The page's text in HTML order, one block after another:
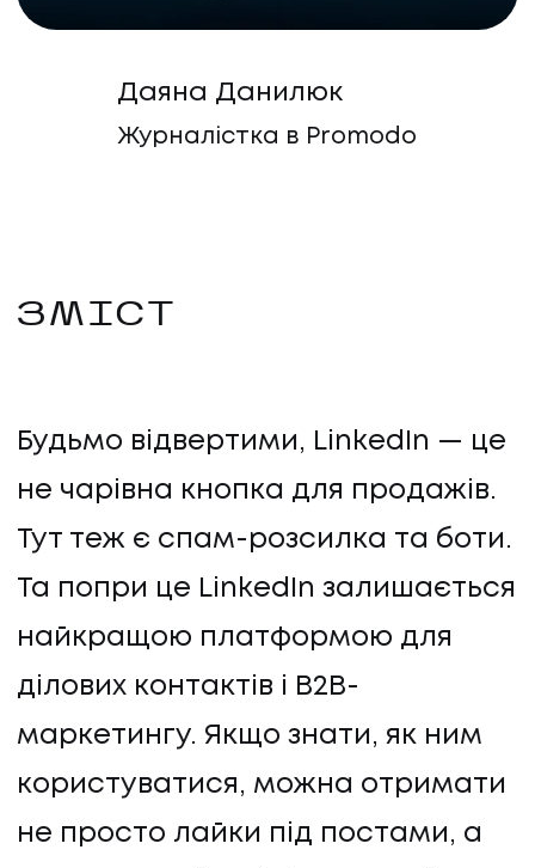
Даяна Данилюк
Журналістка в Promodo
ЗМІСТ
Будьмо відвертими, LinkedIn — це
не чарівна кнопка для продажів.
Тут теж є спам-розсилка та боти.
Та попри це LinkedIn залишається
найкращою платформою для
ділових контактів і B2B-
маркетингу. Якщо знати, як ним
користуватися, можна отримати
не просто лайки під постами, а